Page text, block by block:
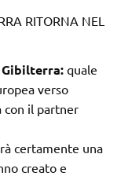
RITORNA NEL
Gibilterra: quale
verso
con il partner
certamente una
creato e